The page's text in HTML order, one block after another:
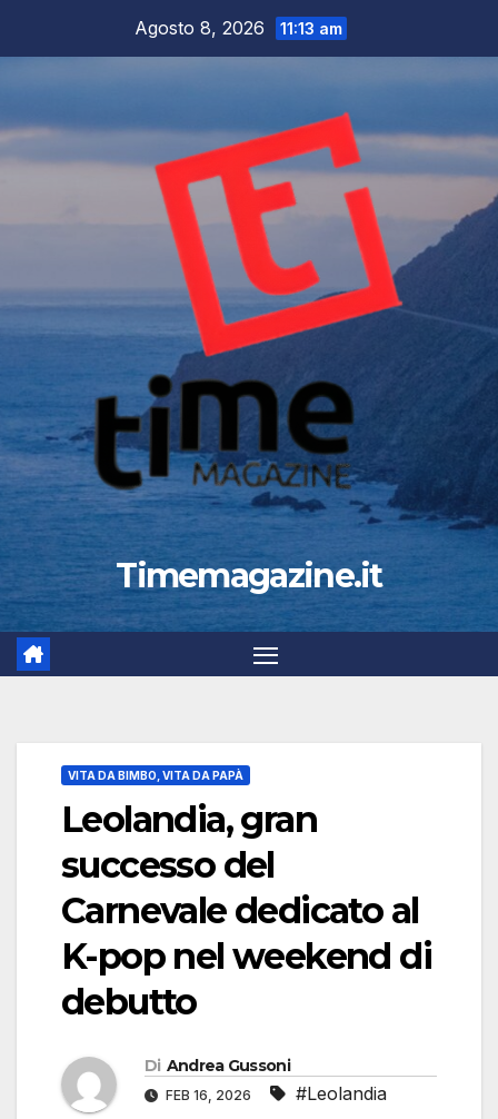
Agosto 8, 2026 11:13 am
Timemagazine.it
VITA DA BIMBO, VITA DA PAPÀ
Leolandia, gran
successo del
Carnevale dedicato al
K-pop nel weekend di
debutto
Di Andrea Gussoni
FEB 16, 2026 #Leolandia